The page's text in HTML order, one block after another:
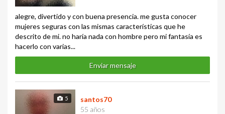
alegre, divertido y con buena presencia. me gusta conocer
mujeres seguras con las mismas características que he
descrito de mi. no haría nada con hombre pero mi fantasía es
hacerlo con varias...
Enviar mensaje
5
santos70
55 años